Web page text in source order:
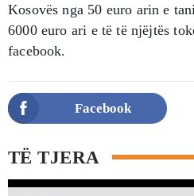
Kosovës nga 50 euro arin e
6000 euro ari e të të njëjtës
facebook.
Facebook
TË TJERA